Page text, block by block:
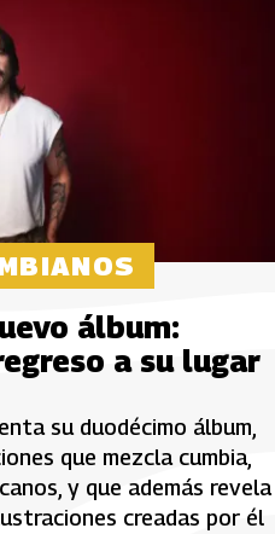
álbum:
a su lugar
su duodécimo álbum,
que mezcla cumbia,
y que además revela
creadas por él